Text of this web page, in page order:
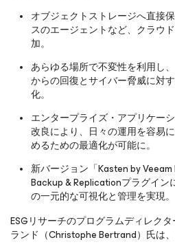
オブジェクトストレージへ直接
スのエージェントなど、クラウ
加。
あらゆる場所で不変性を利用し
からの回復とサイバー脅威に対
化。
エンタープライズ・アプリケー
改良により、日々の運用を容易
めるための最適化が可能に。
新バージョン「Kasten by
Backup & Replicationプラグイ
の一元的な可視化と管理を実現。
ESGリサーチのプログラムディレク
ランド（Christophe Bertrand）氏は